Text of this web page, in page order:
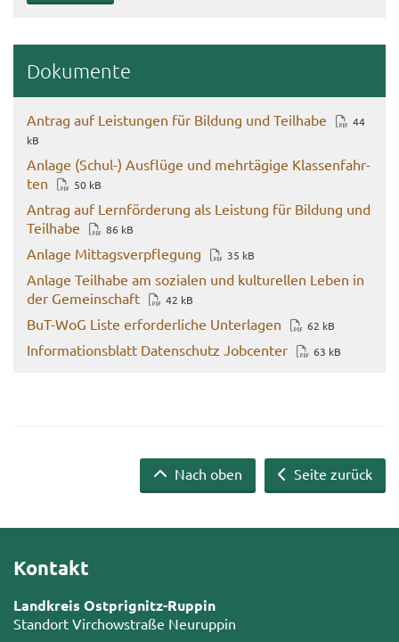
Do­ku­men­te
An­trag auf Leis­tun­gen für Bil­dung und Teil­ha­be
44
kB
An­la­ge (Schul-​) Aus­flü­ge und mehr­tä­gi­ge Klas­sen­fahr­
ten
50 kB
An­trag auf Lern­för­de­rung als Leis­tung für Bil­dung und
Teil­ha­be
86 kB
An­la­ge Mit­tags­ver­pfle­gung 35 kB
An­la­ge Teil­ha­be am so­zia­len und kul­tu­rel­len Leben in
der Ge­mein­schaft
42 kB
BuT-​WoG Liste er­for­der­li­che Un­ter­la­gen 62 kB
In­for­ma­ti­ons­blatt Da­ten­schutz Job­cen­ter 63 kB
Seite zurück
Nach oben
Kontakt
Landkreis Ostprignitz-Ruppin
Standort Virchowstraße Neuruppin